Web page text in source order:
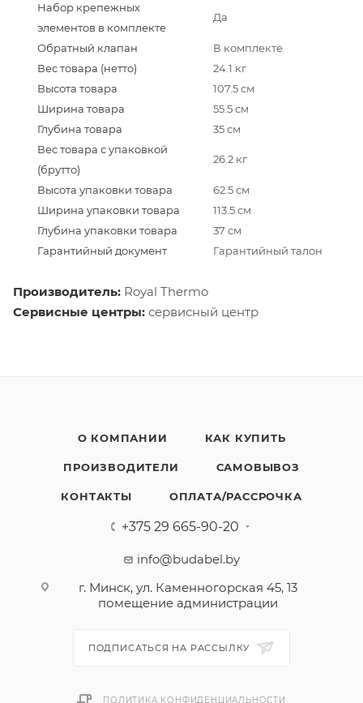
Набор крепежных
элементов в комплекте
Да
Обратный клапан
В комплекте
Вес товара (нетто)
24.1 кг
Высота товара
107.5 см
Ширина товара
55.5 см
Глубина товара
35 см
Вес товара с упаковкой
(брутто)
26.2 кг
Высота упаковки товара
62.5 см
Ширина упаковки товара
113.5 см
Глубина упаковки товара
37 см
Гарантийный документ
Гарантийный талон
Производитель: Royal Thermo
Сервисные центры: сервисный центр
О КОМПАНИИ КАК КУПИТЬ
ПРОИЗВОДИТЕЛИ САМОВЫВОЗ
КОНТАКТЫ ОПЛАТА/РАССРОЧКА
+375 29 665-90-20
info@budabel.by
г. Минск, ул. Каменногорская 45, 13
помещение администрации
ПОДПИСАТЬСЯ НА РАССЫЛКУ
ПОЛИТИКА КОНФИДЕНЦИАЛЬНОСТИ